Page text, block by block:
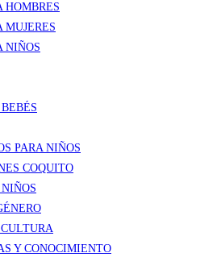
HOMBRES
MUJERES
NIÑOS
PARA NIÑOS
COQUITO
Y CONOCIMIENTO